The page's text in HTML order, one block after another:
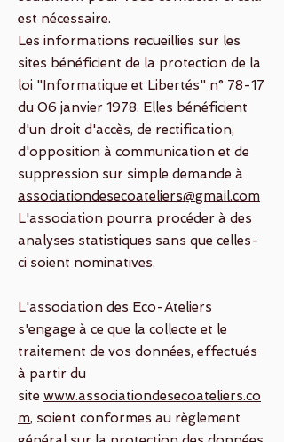
est nécessaire.
Les informations recueillies sur les
sites bénéficient de la protection de la
loi "Informatique et Libertés" n° 78-17
du 06 janvier 1978. Elles bénéficient
d'un droit d'accès, de rectification,
d'opposition à communication et de
suppression sur simple demande à
associationdesecoateliers@gmail.com
L'association pourra procéder à des
analyses statistiques sans que celles-
ci soient nominatives.
L'association des Eco-Ateliers
s'engage à ce que la collecte et le
traitement de vos données, effectués
à partir du
site www.associationdesecoateliers.co
m, soient conformes au règlement